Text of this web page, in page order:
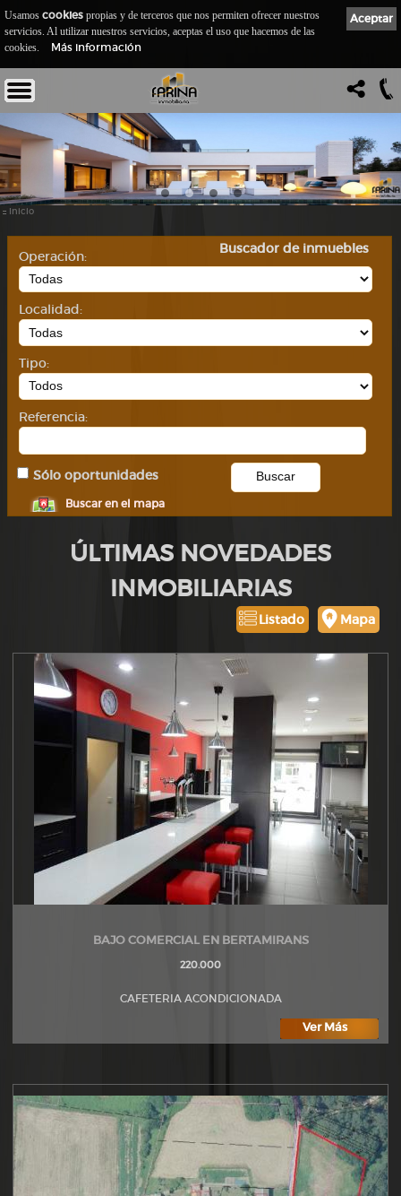
:: Inicio
Buscador de inmuebles
Operación:
Localidad:
Tipo:
Referencia:
Sólo oportunidades
Buscar en el mapa
ÚLTIMAS NOVEDADES
INMOBILIARIAS
Mapa
Listado
BAJO COMERCIAL EN BERTAMIRANS
220.000
CAFETERIA ACONDICIONADA
Ver Más
Aceptar
Usamos cookies propias y de terceros que nos permiten ofrecer nuestros
servicios. Al utilizar nuestros servicios, aceptas el uso que hacemos de las
cookies.
Más información